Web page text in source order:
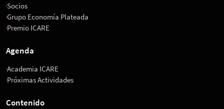
Socios
Grupo Economía Plateada
Premio ICARE
Agenda
Academia ICARE
Próximas Actividades
Contenido